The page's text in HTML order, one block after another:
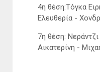
4η θέση:Τόγκα
Ελευθερία -
7η θέση:
Αικατερίνη -